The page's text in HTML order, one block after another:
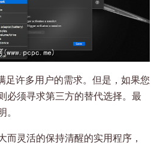
足许多用户的需求。但是，如果您
必须寻求第三方的替代选择。最
而灵活的保持清醒的实用程序，